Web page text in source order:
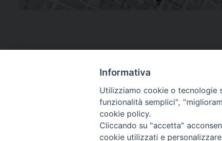
Informativa
Utilizziamo cookie o tecnologie
funzionalità semplici",
cookie policy.
Cliccando su "accetta"
cookie utilizzati e